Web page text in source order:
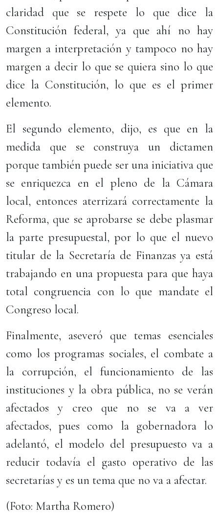
claridad que se respete lo que dice la
Constitución federal, ya que ahí no hay
margen a interpretación y tampoco no hay
margen a decir lo que se quiera sino lo que
dice la Constitución, lo que es el primer
elemento.
El segundo elemento, dijo, es que en la
medida que se construya un dictamen
porque también puede ser una iniciativa que
se enriquezca en el pleno de la Cámara
local, entonces aterrizará correctamente la
Reforma, que se aprobarse se debe plasmar
la parte presupuestal, por lo que el nuevo
titular de la Secretaría de Finanzas ya está
trabajando en una propuesta para que haya
total congruencia con lo que mandate el
Congreso local.
Finalmente, aseveró que temas esenciales
como los programas sociales, el combate a
la corrupción, el funcionamiento de las
instituciones y la obra pública, no se verán
afectados y creo que no se va a ver
afectados, pues como la gobernadora lo
adelantó, el modelo del presupuesto va a
reducir todavía el gasto operativo de las
secretarías y es un tema que no va a afectar.
(Foto: Martha Romero)